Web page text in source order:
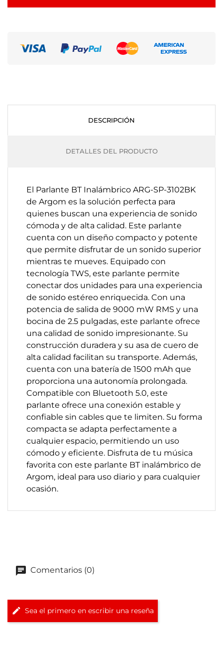
DESCRIPCIÓN
DETALLES DEL PRODUCTO
El Parlante BT Inalámbrico ARG-SP-3102BK
de Argom es la solución perfecta para
quienes buscan una experiencia de sonido
cómoda y de alta calidad. Este parlante
cuenta con un diseño compacto y potente
que permite disfrutar de un sonido superior
mientras te mueves. Equipado con
tecnología TWS, este parlante permite
conectar dos unidades para una experiencia
de sonido estéreo enriquecida. Con una
potencia de salida de 9000 mW RMS y una
bocina de 2.5 pulgadas, este parlante ofrece
una calidad de sonido impresionante. Su
construcción duradera y su asa de cuero de
alta calidad facilitan su transporte. Además,
cuenta con una batería de 1500 mAh que
proporciona una autonomía prolongada.
Compatible con Bluetooth 5.0, este
parlante ofrece una conexión estable y
confiable sin cables que te limiten. Su forma
compacta se adapta perfectamente a
cualquier espacio, permitiendo un uso
cómodo y eficiente. Disfruta de tu música
favorita con este parlante BT inalámbrico de
Argom, ideal para uso diario y para cualquier
ocasión.
Comentarios (0)
Sea el primero en escribir una reseña